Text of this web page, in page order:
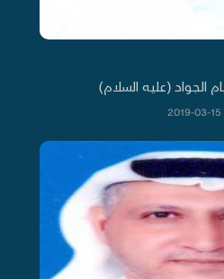
الجواد (عليه السلام)
2019-03-15